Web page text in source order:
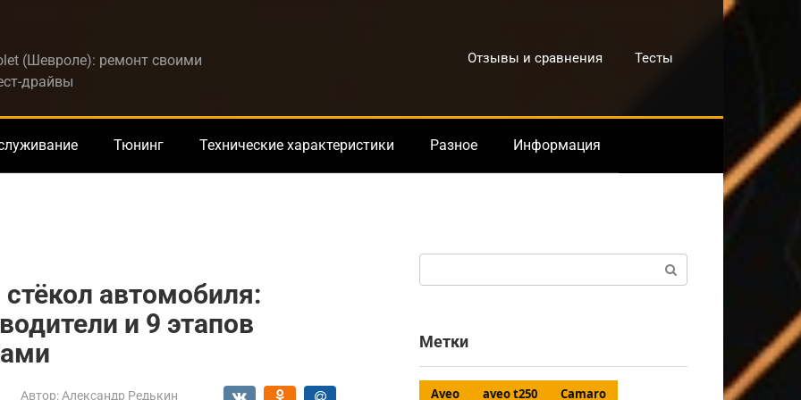
(Шевроле): ремонт своими
драйвы
Отзывы и сравнения Тесты
Тюнинг Технические характеристики Разное Информация
автомобиля:
и 9 этапов
Автор: Александр Редькин
Метки
Aveo aveo t250
Camaro